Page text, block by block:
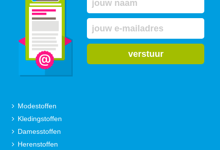
verstuur
Modestoffen
Kledingstoffen
Damesstoffen
Herenstoffen